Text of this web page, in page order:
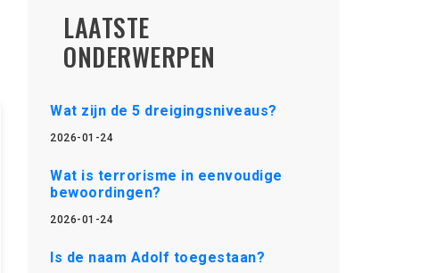
LAATSTE
ONDERWERPEN
Wat zijn de 5 dreigingsniveaus?
2026-01-24
Wat is terrorisme in eenvoudige
bewoordingen?
2026-01-24
Is de naam Adolf toegestaan?